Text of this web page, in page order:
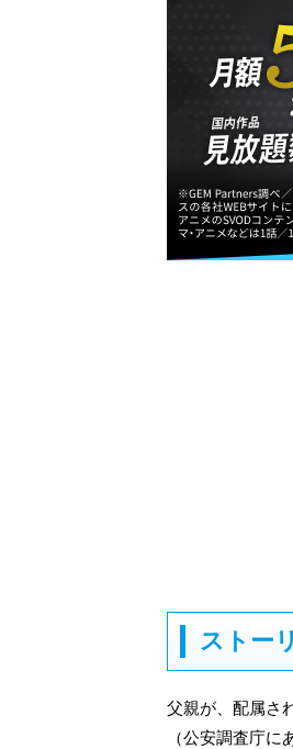
ストー
父親が、配属
（公安調査庁